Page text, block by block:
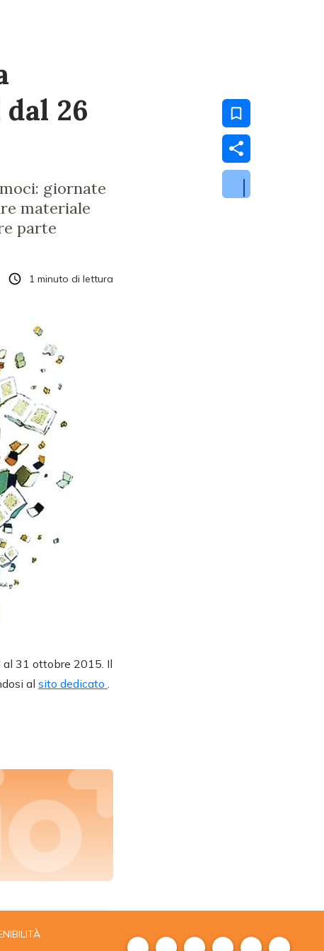
26
giornate
materiale
parte
1 minuto di lettura
al 31 ottobre 2015. Il
al sito dedicato .